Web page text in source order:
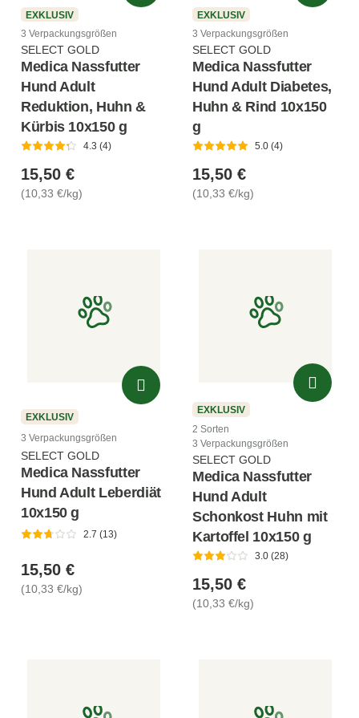
EXKLUSIV
3 Verpackungsgrößen
SELECT GOLD
Medica Nassfutter
Hund Adult
Reduktion, Huhn &
Kürbis 10x150 g
4.3 (4)
15,50 €
(10,33 €/kg)
EXKLUSIV
3 Verpackungsgrößen
SELECT GOLD
Medica Nassfutter
Hund Adult Diabetes,
Huhn & Rind 10x150
g
5.0 (4)
15,50 €
(10,33 €/kg)
EXKLUSIV
3 Verpackungsgrößen
SELECT GOLD
Medica Nassfutter
Hund Adult Leberdiät
10x150 g
2.7 (13)
15,50 €
(10,33 €/kg)
EXKLUSIV
2 Sorten
3 Verpackungsgrößen
SELECT GOLD
Medica Nassfutter
Hund Adult
Schonkost Huhn mit
Kartoffel 10x150 g
3.0 (28)
15,50 €
(10,33 €/kg)